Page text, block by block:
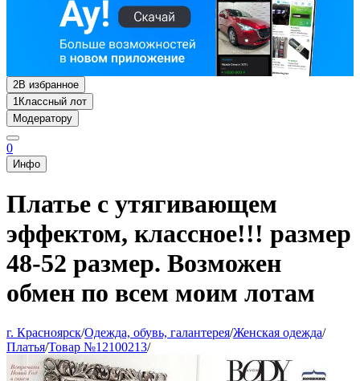
2В избранное
1Классный лот
Модератору
0
Инфо
Платье с утягивающем
эффектом, классное!!! размер
48-52 размер. Возможен
обмен по всем моим лотам
г. Красноярск/Одежда, обувь, галантерея/Женская одежда/
Платья/Товар №12100213/